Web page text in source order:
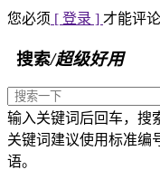
您必须 [ 登录 ] 才能评论
搜索/超级好用
输入关键词后回车，搜
关键词建议使用标准编
语。